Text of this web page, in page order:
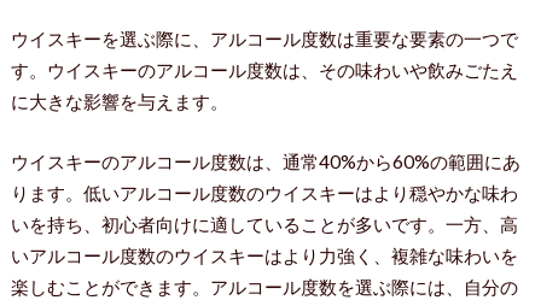
ウイスキーを選ぶ際に、アルコール度数は重要な要素の一つで
す。ウイスキーのアルコール度数は、その味わいや飲みごたえ
に大きな影響を与えます。
ウイスキーのアルコール度数は、通常40%から60%の範囲にあ
ります。低いアルコール度数のウイスキーはより穏やかな味わ
いを持ち、初心者向けに適していることが多いです。一方、高
いアルコール度数のウイスキーはより力強く、複雑な味わいを
楽しむことができます。アルコール度数を選ぶ際には、自分の